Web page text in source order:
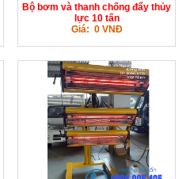
Bộ bơm và thanh chống đẩy thủy
lực 10 tấn
Giá: 0 VNĐ